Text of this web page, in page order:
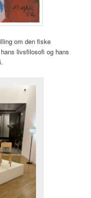
om den fiske
livsfilosofi og hans